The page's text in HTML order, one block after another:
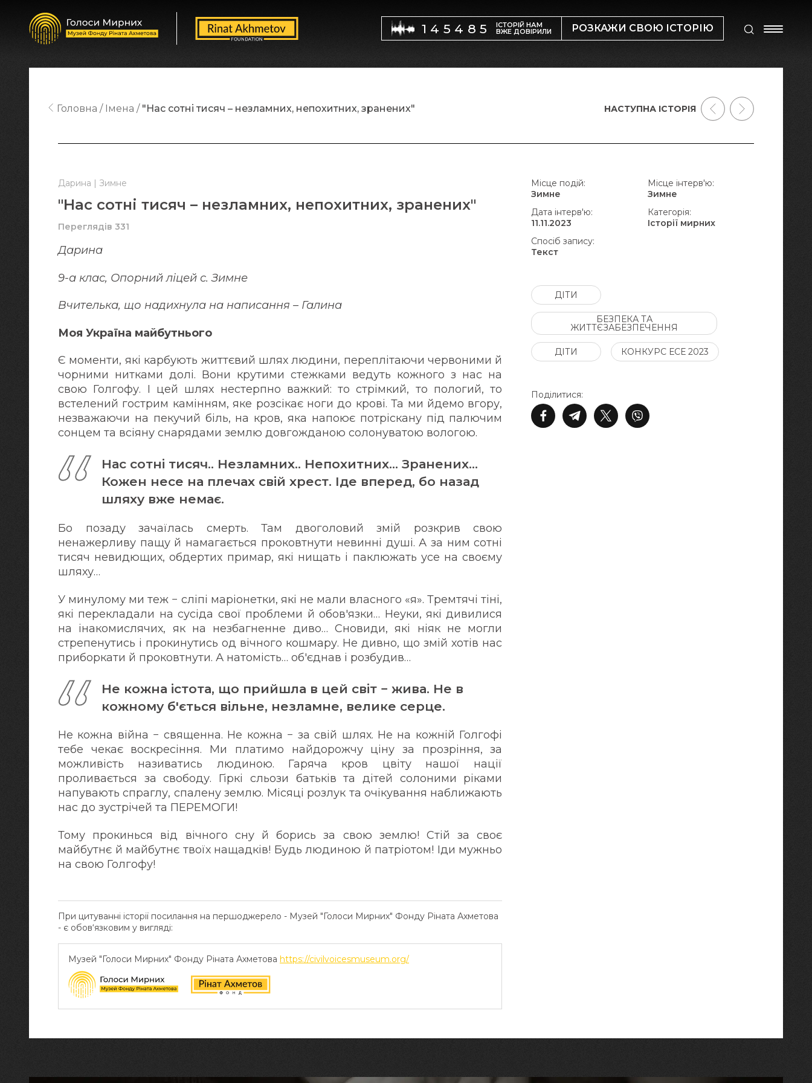
145485 ІСТОРІЙ НАМ
ВЖЕ ДОВІРИЛИ РОЗКАЖИ СВОЮ ІСТОРІЮ
Дарина | Зимне
"Нас сотні тисяч – незламних, непохитних, зранених"
Переглядів 331
Дарина
9-а клас, Опорний ліцей с. Зимне
Вчителька, що надихнула на написання – Галина
Моя Україна майбутнього
Є моменти, які карбують життєвий шлях людини, переплітаючи червоними й
чорними нитками долі. Вони крутими стежками ведуть кожного з нас на
свою Голгофу. І цей шлях нестерпно важкий: то стрімкий, то пологий, то
встелений гострим камінням, яке розсікає ноги до крові. Та ми йдемо вгору,
незважаючи на пекучий біль, на кров, яка напоює потріскану під палючим
сонцем та всіяну снарядами землю довгожданою солонуватою вологою.
Нас сотні тисяч.. Незламних.. Непохитних... Зранених...
Кожен несе на плечах свій хрест. Іде вперед, бо назад
шляху вже немає.
Бо позаду зачаїлась смерть. Там двоголовий змій розкрив свою
ненажерливу пащу й намагається проковтнути невинні душі. А за ним сотні
тисяч невидющих, обдертих примар, які нищать і паклюжать усе на своєму
шляху…
У минулому ми теж − сліпі маріонетки, які не мали власного «я». Тремтячі тіні,
які перекладали на сусіда свої проблеми й обов'язки… Неуки, які дивилися
на інакомислячих, як на незбагненне диво… Сновиди, які ніяк не могли
стрепенутись і прокинутись од вічного кошмару. Не дивно, що змій хотів нас
приборкати й проковтнути. А натомість… об'єднав і розбудив…
Не кожна істота, що прийшла в цей світ − жива. Не в
кожному б'ється вільне, незламне, велике серце.
Не кожна війна − священна. Не кожна − за свій шлях. Не на кожній Голгофі
тебе чекає воскресіння. Ми платимо найдорожчу ціну за прозріння, за
можливість називатись людиною. Гаряча кров цвіту нашої нації
проливається за свободу. Гіркі сльози батьків та дітей солоними ріками
напувають спраглу, спалену землю. Місяці розлук та очікування наближають
нас до зустрічей та ПЕРЕМОГИ!
Тому прокинься від вічного сну й борись за свою землю! Стій за своє
майбутнє й майбутнє твоїх нащадків! Будь людиною й патріотом! Іди мужньо
на свою Голгофу!
При цитуванні історії посилання на першоджерело - Музей "Голоси Мирних" Фонду Ріната Ахметова
- є обов‘язковим у вигляді:
Музей "Голоси Мирних" Фонду Ріната Ахметова https://civilvoicesmuseum.org/
Головна Імена "Нас сотні тисяч – незламних, непохитних, зранених"
Поділитися:
Місце подій:
Зимне
Місце інтерв'ю:
Зимне
Дата інтерв'ю:
11.11.2023
Категорія:
Історії мирних
Спосіб запису:
Текст
ДІТИ
БЕЗПЕКА ТА
ЖИТТЄЗАБЕЗПЕЧЕННЯ
ДІТИ КОНКУРС ЕСЕ 2023
НАСТУПНА ІСТОРІЯ